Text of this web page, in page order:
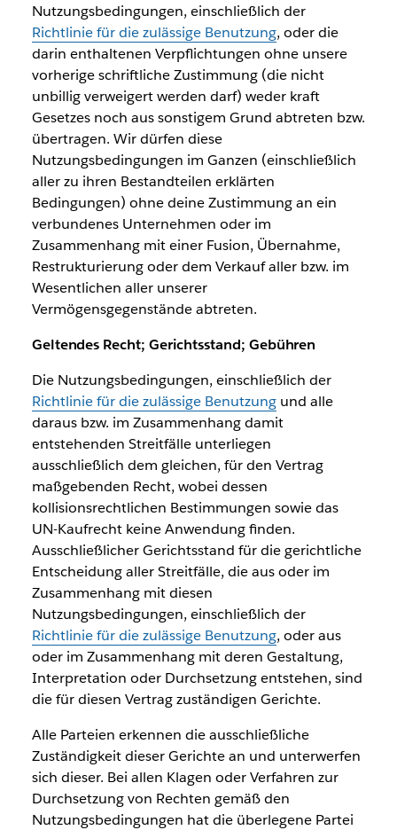
Nutzungsbedingungen, einschließlich der
Richtlinie für die zulässige Benutzung, oder die
darin enthaltenen Verpflichtungen ohne unsere
vorherige schriftliche Zustimmung (die nicht
unbillig verweigert werden darf) weder kraft
Gesetzes noch aus sonstigem Grund abtreten bzw.
übertragen. Wir dürfen diese
Nutzungsbedingungen im Ganzen (einschließlich
aller zu ihren Bestandteilen erklärten
Bedingungen) ohne deine Zustimmung an ein
verbundenes Unternehmen oder im
Zusammenhang mit einer Fusion, Übernahme,
Restrukturierung oder dem Verkauf aller bzw. im
Wesentlichen aller unserer
Vermögensgegenstände abtreten.
Geltendes Recht; Gerichtsstand; Gebühren
Die Nutzungsbedingungen, einschließlich der
Richtlinie für die zulässige Benutzungund alle
daraus bzw. im Zusammenhang damit
entstehenden Streitfälle unterliegen
ausschließlich dem gleichen, für den Vertrag
maßgebenden Recht, wobei dessen
kollisionsrechtlichen Bestimmungen sowie das
UN-Kaufrecht keine Anwendung finden.
Ausschließlicher Gerichtsstand für die gerichtliche
Entscheidung aller Streitfälle, die aus oder im
Zusammenhang mit diesen
Nutzungsbedingungen, einschließlich der
Richtlinie für die zulässige Benutzung, oder aus
oder im Zusammenhang mit deren Gestaltung,
Interpretation oder Durchsetzung entstehen, sind
die für diesen Vertrag zuständigen Gerichte.
Alle Parteien erkennen die ausschließliche
Zuständigkeit dieser Gerichte an und unterwerfen
sich dieser. Bei allen Klagen oder Verfahren zur
Durchsetzung von Rechten gemäß den
Nutzungsbedingungen hat die überlegene Partei